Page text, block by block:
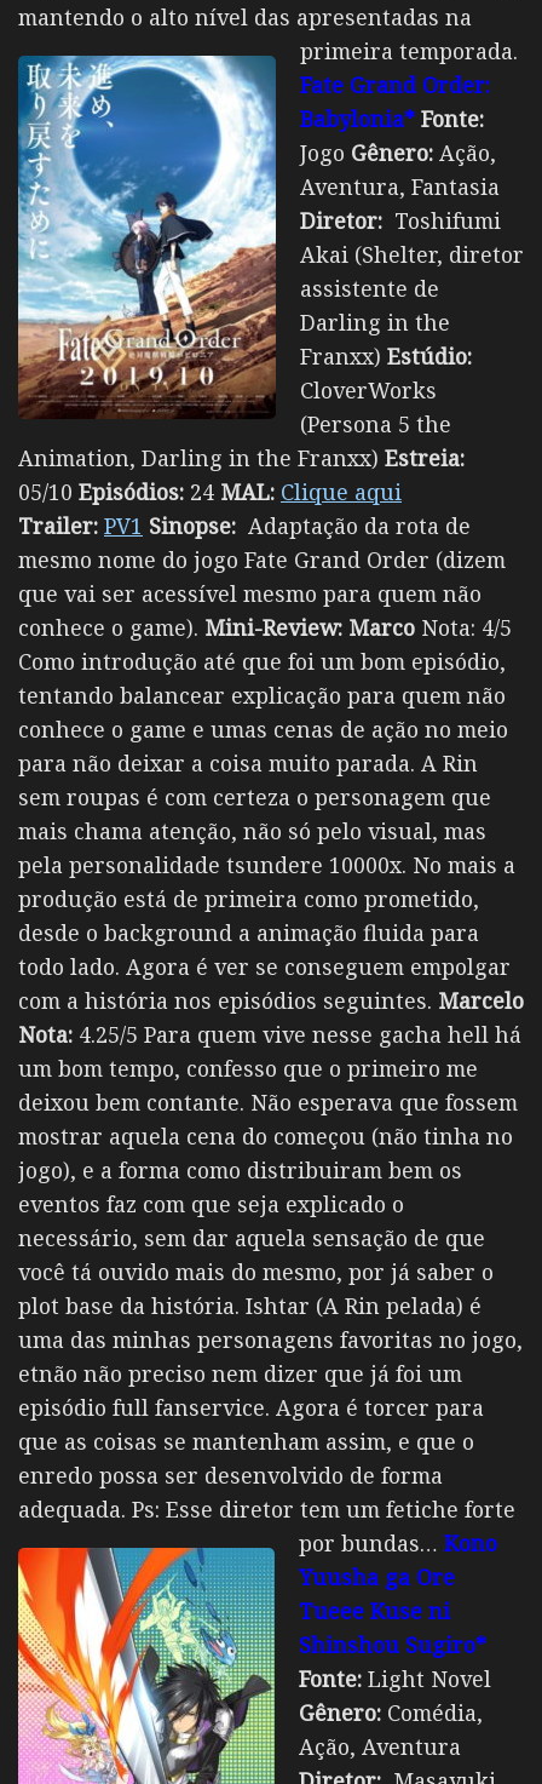
mantendo o alto nível das apresentadas na
primeira temporada.
Fate Grand Order:
Babylonia* Fonte:
Jogo Gênero: Ação,
Aventura, Fantasia
Diretor: Toshifumi
Akai (Shelter, diretor
assistente de
Darling in the
Franxx) Estúdio:
CloverWorks
(Persona 5 the
Animation, Darling in the Franxx) Estreia:
05/10 Episódios: 24 MAL: Clique aqui
Trailer: PV1 Sinopse: Adaptação da rota de
mesmo nome do jogo Fate Grand Order (dizem
que vai ser acessível mesmo para quem não
conhece o game). Mini-Review: Marco Nota: 4/5
Como introdução até que foi um bom episódio,
tentando balancear explicação para quem não
conhece o game e umas cenas de ação no meio
para não deixar a coisa muito parada. A Rin
sem roupas é com certeza o personagem que
mais chama atenção, não só pelo visual, mas
pela personalidade tsundere 10000x. No mais a
produção está de primeira como prometido,
desde o background a animação fluida para
todo lado. Agora é ver se conseguem empolgar
com a história nos episódios seguintes. Marcelo
Nota: 4.25/5 Para quem vive nesse gacha hell há
um bom tempo, confesso que o primeiro me
deixou bem contante. Não esperava que fossem
mostrar aquela cena do começou (não tinha no
jogo), e a forma como distribuiram bem os
eventos faz com que seja explicado o
necessário, sem dar aquela sensação de que
você tá ouvido mais do mesmo, por já saber o
plot base da história. Ishtar (A Rin pelada) é
uma das minhas personagens favoritas no jogo,
etnão não preciso nem dizer que já foi um
episódio full fanservice. Agora é torcer para
que as coisas se mantenham assim, e que o
enredo possa ser desenvolvido de forma
adequada. Ps: Esse diretor tem um fetiche forte
por bundas… Kono
Yuusha ga Ore
Tueee Kuse ni
Shinshou Sugiro*
Fonte: Light Novel
Gênero: Comédia,
Ação, Aventura